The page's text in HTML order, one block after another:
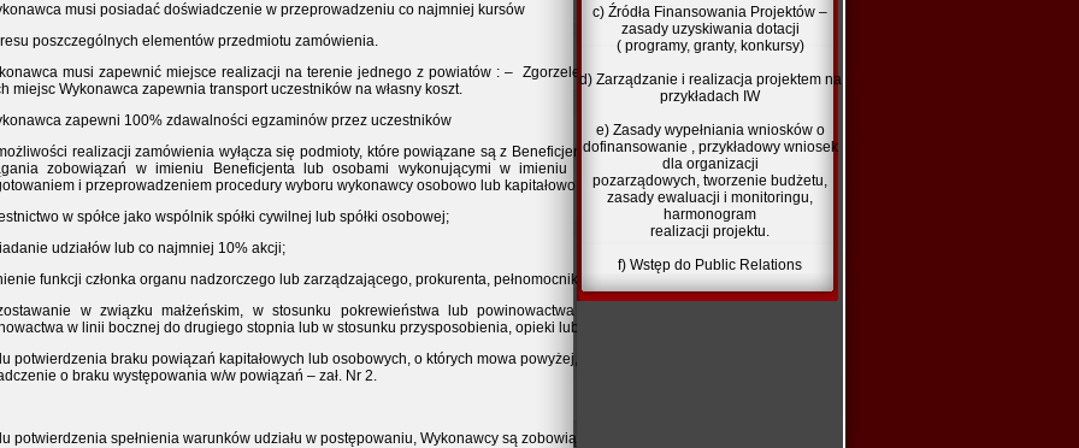
musi posiadać doświadczenie w przeprowadzeniu co najmniej kursów
poszczególnych elementów przedmiotu zamówienia.
musi zapewnić miejsce realizacji na terenie jednego z powiatów : – Zgorzelec, Bolesławiec, Lubań w przypadku
miejsc Wykonawca zapewnia transport uczestników na własny koszt.
zapewni 100% zdawalności egzaminów przez uczestników
realizacji zamówienia wyłącza się podmioty, które powiązane są z Beneficjentem lub osobami upoważnionymi do
zobowiązań w imieniu Beneficjenta lub osobami wykonującymi w imieniu Beneficjenta czynności związane z
i przeprowadzeniem procedury wyboru wykonawcy osobowo lub kapitałowo, w szczególności poprzez:
w spółce jako wspólnik spółki cywilnej lub spółki osobowej;
udziałów lub co najmniej 10% akcji;
funkcji członka organu nadzorczego lub zarządzającego, prokurenta, pełnomocnika;
w związku małżeńskim, w stosunku pokrewieństwa lub powinowactwa w linii prostej, pokrewieństwa lub
w linii bocznej do drugiego stopnia lub w stosunku przysposobienia, opieki lub kurateli.
potwierdzenia braku powiązań kapitałowych lub osobowych, o których mowa powyżej, Wykonawca dołącza do oferty
o braku występowania w/w powiązań – zał. Nr 2.
potwierdzenia spełnienia warunków udziału w postępowaniu, Wykonawcy są zobowiązani
c) Źródła Finansowania Projektów –
zasady uzyskiwania dotacji
( programy, granty, konkursy)
d) Zarządzanie i realizacja projektem na
przykładach IW
e) Zasady wypełniania wniosków o
dofinansowanie , przykładowy wniosek
dla organizacji
pozarządowych, tworzenie budżetu,
zasady ewaluacji i monitoringu,
harmonogram
realizacji projektu.
f) Wstęp do Public Relations